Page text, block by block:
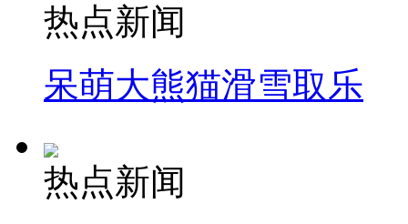
热点新闻
呆萌大熊猫滑雪取乐
热点新闻